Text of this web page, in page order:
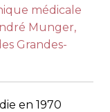
médicale
Munger,
Grandes-
en 1970